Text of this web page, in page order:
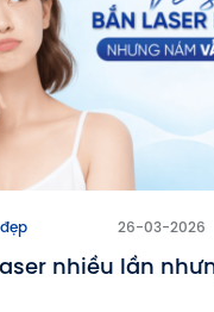
26-03-2026
nhiều lần